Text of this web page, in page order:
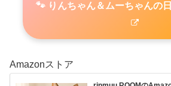
🐾 りんちゃん＆ムーちゃんの
Amazonストア